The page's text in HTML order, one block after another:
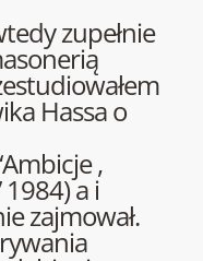
zupełnie
Hassa o
,
a i
zajmował.